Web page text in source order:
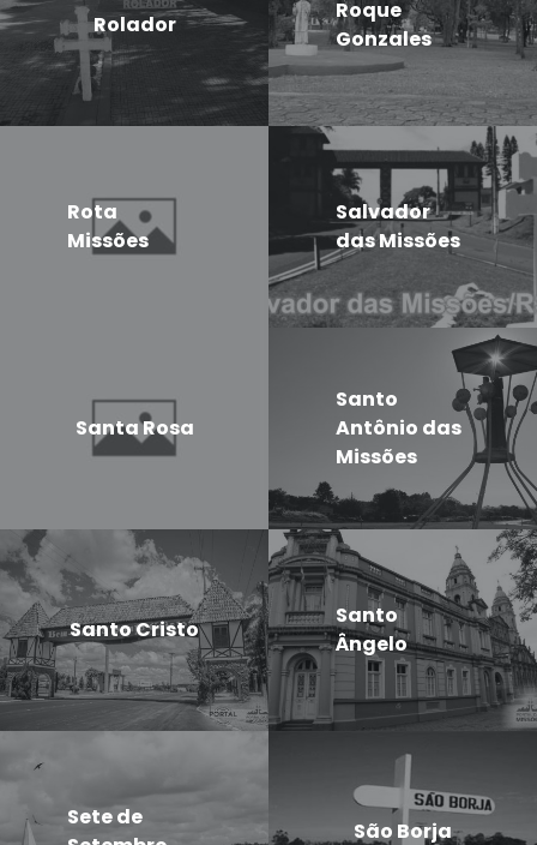
Rolador
Roque
Gonzales
Rota
Missões
Salvador
das Missões
Santa Rosa
Santo
Antônio das
Missões
Santo Cristo
Santo
Ângelo
Sete de
São Borja